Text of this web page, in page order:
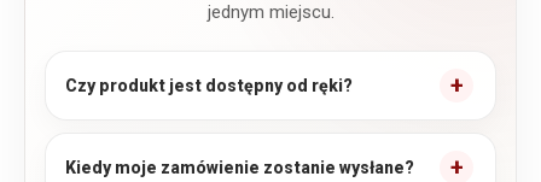
jednym miejscu.
Czy produkt jest dostępny od ręki?
Kiedy moje zamówienie zostanie wysłane?